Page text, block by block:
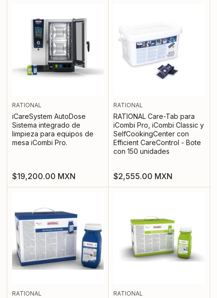
RATIONAL
iCareSystem AutoDose
Sistema integrado de
limpieza para equipos de
mesa iCombi Pro.
Precio
regular
$19,200.00 MXN
RATIONAL
RATIONAL Care-Tab para
iCombi Pro, iCombi Classic y
SelfCookingCenter con
Efficient CareControl - Bote
con 150 unidades
Precio
regular
$2,555.00 MXN
RATIONAL RATIONAL